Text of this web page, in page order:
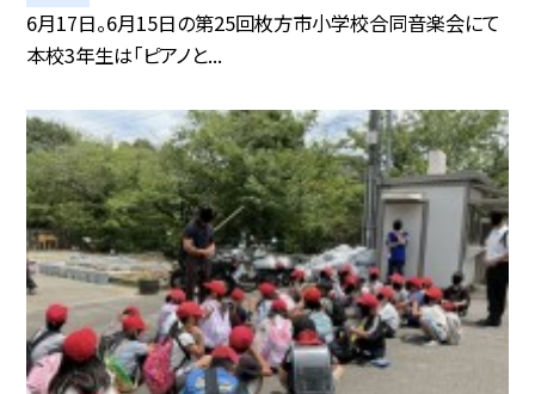
6月17日。6月15日の第25回枚方市小学校合同音楽会にて
本校3年生は「ピアノと...